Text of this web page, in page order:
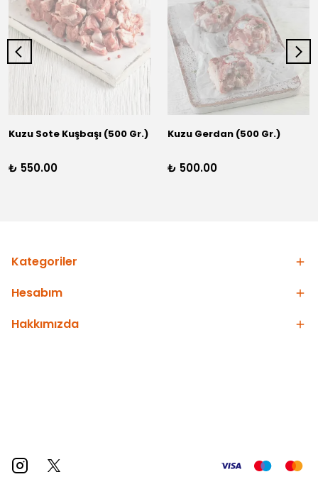
Kuzu Sote Kuşbaşı (500 Gr.)
₺ 550.00
Kuzu Gerdan (500 Gr.)
₺ 500.00
Kategoriler
Hesabım
Hakkımızda